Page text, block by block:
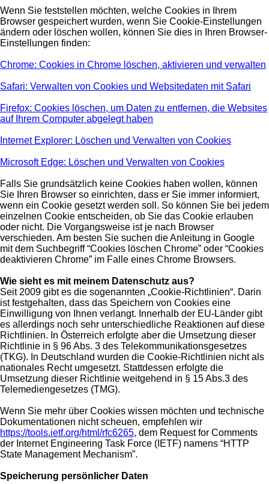
Wenn Sie feststellen möchten, welche Cookies in Ihrem
Browser gespeichert wurden, wenn Sie Cookie-Einstellungen
ändern oder löschen wollen, können Sie dies in Ihren Browser-
Einstellungen finden:
Chrome: Cookies in Chrome löschen, aktivieren und verwalten
Safari: Verwalten von Cookies und Websitedaten mit Safari
Firefox: Cookies löschen, um Daten zu entfernen, die Websites
auf Ihrem Computer abgelegt haben
Internet Explorer: Löschen und Verwalten von Cookies
Microsoft Edge: Löschen und Verwalten von Cookies
Falls Sie grundsätzlich keine Cookies haben wollen, können
Sie Ihren Browser so einrichten, dass er Sie immer informiert,
wenn ein Cookie gesetzt werden soll. So können Sie bei jedem
einzelnen Cookie entscheiden, ob Sie das Cookie erlauben
oder nicht. Die Vorgangsweise ist je nach Browser
verschieden. Am besten Sie suchen die Anleitung in Google
mit dem Suchbegriff “Cookies löschen Chrome” oder “Cookies
deaktivieren Chrome” im Falle eines Chrome Browsers.
Wie sieht es mit meinem Datenschutz aus?
Seit 2009 gibt es die sogenannten „Cookie-Richtlinien“. Darin
ist festgehalten, dass das Speichern von Cookies eine
Einwilligung von Ihnen verlangt. Innerhalb der EU-Länder gibt
es allerdings noch sehr unterschiedliche Reaktionen auf diese
Richtlinien. In Österreich erfolgte aber die Umsetzung dieser
Richtlinie in § 96 Abs. 3 des Telekommunikationsgesetzes
(TKG). In Deutschland wurden die Cookie-Richtlinien nicht als
nationales Recht umgesetzt. Stattdessen erfolgte die
Umsetzung dieser Richtlinie weitgehend in § 15 Abs.3 des
Telemediengesetzes (TMG).
Wenn Sie mehr über Cookies wissen möchten und technische
Dokumentationen nicht scheuen, empfehlen wir
https://tools.ietf.org/html/rfc6265, dem Request for Comments
der Internet Engineering Task Force (IETF) namens “HTTP
State Management Mechanism”.
Speicherung persönlicher Daten